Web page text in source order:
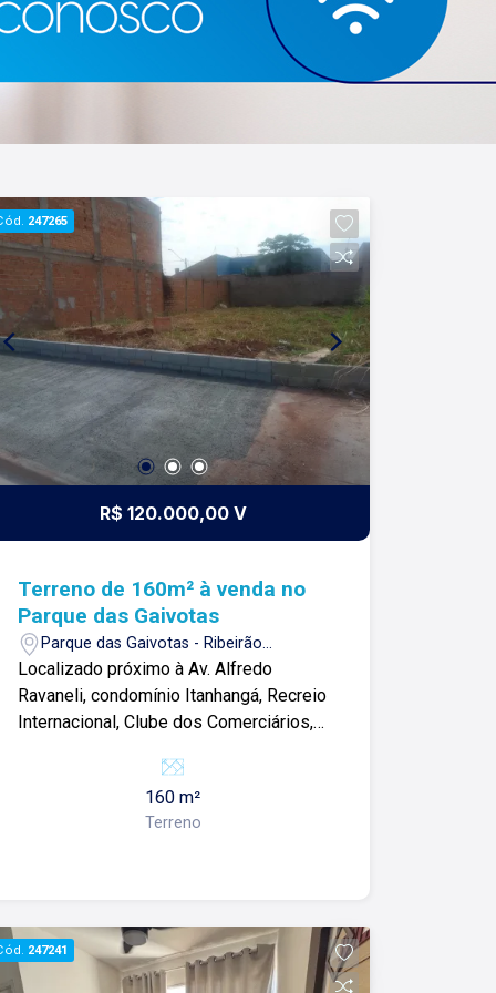
tradicionalidade com o arrojo e a força
comercial da atualidade. A Lago é sua
principal imobiliária em Ribeirão Preto!
247265
R$ 120.000,00 V
Terreno de 160m² à venda no
Parque das Gaivotas
Parque das Gaivotas - Ribeirão
Preto/SP
Localizado próximo à Av. Alfredo
Ravaneli, condomínio Itanhangá, Recreio
Internacional, Clube dos Comerciários,
plano de 160m² com: -Rua asfaltada; -
Rede elétrica e iluminação pública; -
Calçada e mureta; Para mais
verdadeiro sentido de tudo que
fazemos. Todos os dias construímos
laços fortes e indeléveis com nossos
160 m²
Terreno
247241